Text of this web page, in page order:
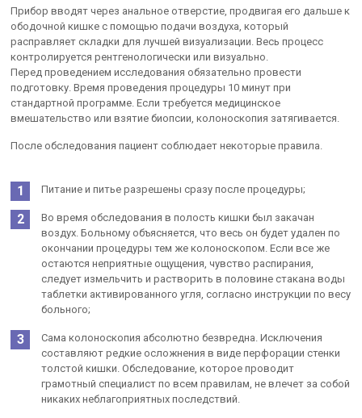
Прибор вводят через анальное отверстие, продвигая его дальше к
ободочной кишке с помощью подачи воздуха, который
расправляет складки для лучшей визуализации. Весь процесс
контролируется рентгенологически или визуально.
Перед проведением исследования обязательно провести
подготовку. Время проведения процедуры 10 минут при
стандартной программе. Если требуется медицинское
вмешательство или взятие биопсии, колоноскопия затягивается.
После обследования пациент соблюдает некоторые правила.
Питание и питье разрешены сразу после процедуры;
Во время обследования в полость кишки был закачан
воздух. Больному объясняется, что весь он будет удален по
окончании процедуры тем же колоноскопом. Если все же
остаются неприятные ощущения, чувство распирания,
следует измельчить и растворить в половине стакана воды
таблетки активированного угля, согласно инструкции по весу
больного;
Сама колоноскопия абсолютно безвредна. Исключения
составляют редкие осложнения в виде перфорации стенки
толстой кишки. Обследование, которое проводит
грамотный специалист по всем правилам, не влечет за собой
никаких неблагоприятных последствий.